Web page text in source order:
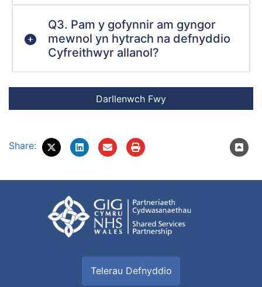
Q3. Pam y gofynnir am gyngor
mewnol yn hytrach na defnyddio
Cyfreithwyr allanol?
Share:
Telerau Defnyddio